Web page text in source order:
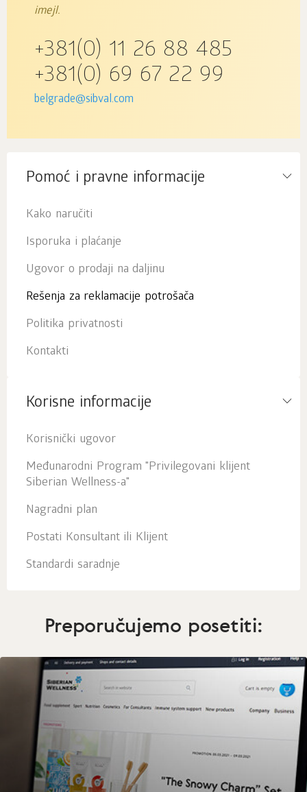
imejl.
+381(0) 11 26 88 485
+381(0) 69 67 22 99
belgrade@sibval.com
Pomoć i pravne informacije
Kako naručiti
Isporuka i plaćanje
Ugovor o prodaji na daljinu
Rešenja za reklamacije potrošača
Politika privatnosti
Kontakti
Korisne informacije
Korisnički ugovor
Međunarodni Program "Privilegovani klijent
Siberian Wellness-a"
Nagradni plan
Postati Konsultant ili Klijent
Standardi saradnje
Preporučujemo posetiti: